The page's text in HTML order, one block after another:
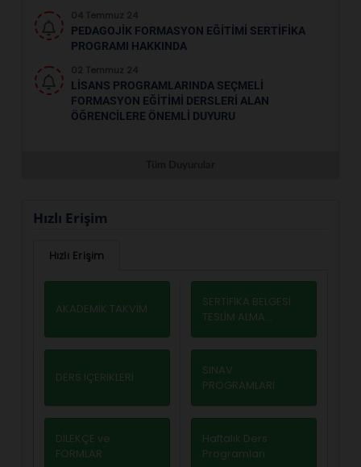
PEDAGOJİK FORMASYON EĞİTİMİ SERTİFİKA
PROGRAMI HAKKINDA
LISANS PROGRAMLARINDA SEÇMELI
FORMASYON EĞITIMI DERSLERI ALAN
ÖĞRENCILERE ÖNEMLI DUYURU
Hızlı Erişim
Hızlı Erişim
AKADEMİK TAKVİM
SERTİFİKA BELGESİ
TESLİM ALMA
DERS İÇERİKLERİ
SINAV
PROGRAMLARI
DİLEKÇE ve
FORMLAR
Haftalık Ders
Programları